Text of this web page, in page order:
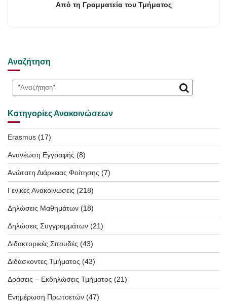
Από τη Γραμματεία του Τμήματος
Αναζήτηση
Κατηγορίες Ανακοινώσεων
Erasmus (17)
Ανανέωση Εγγραφής (8)
Ανώτατη Διάρκειας Φοίτησης (7)
Γενικές Ανακοινώσεις (218)
Δηλώσεις Μαθημάτων (18)
Δηλώσεις Συγγραμμάτων (21)
Διδακτορικές Σπουδές (43)
Διδάσκοντες Τμήματος (43)
Δράσεις – Εκδηλώσεις Τμήματος (21)
Ενημέρωση Πρωτοετών (47)